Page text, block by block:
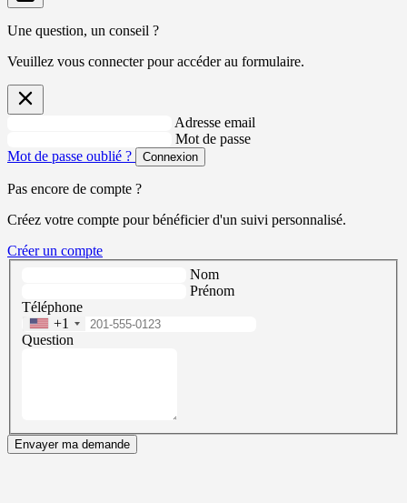
Une question, un conseil ?
Veuillez vous connecter pour accéder au formulaire.
Adresse email
Mot de passe
Mot de passe oublié ?
Connexion
Pas encore de compte ?
Créez votre compte pour bénéficier d'un suivi personnalisé.
Créer un compte
Nom
Prénom
Téléphone
+1
Question
Envayer ma demande